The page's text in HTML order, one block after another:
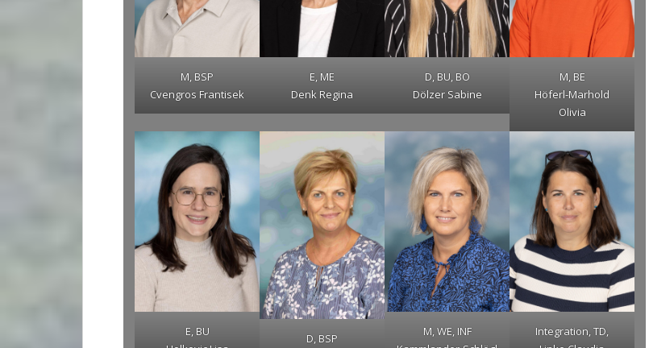
M, BSP
Cvengros Frantisek
E, ME
Denk Regina
D, BU, BO
Dölzer Sabine
M, BE
Höferl-Marhold
Olivia
E, BU
D, BSP
M, WE, INF
Integration, TD,